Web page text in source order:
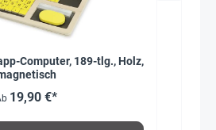
Computer, 189-tlg., Holz,
19,90 €*